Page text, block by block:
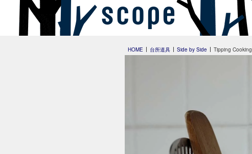
HOME 台所道具 Side by Side Tipping